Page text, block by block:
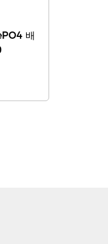
배